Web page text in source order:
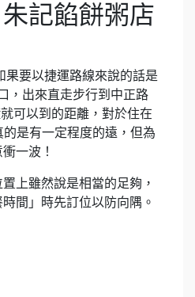
記餡餅粥店
果要以捷運路線來說的話是
，出來直走步行到中正路
可以到的距離，對於住在
的是有一定程度的遠，但為
一波！
上雖然說是相當的足夠，
間」時先訂位以防向隅。